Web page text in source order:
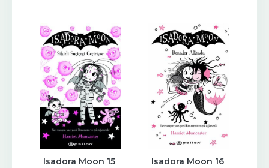
Isadora Moon 15
Isadora Moon 16